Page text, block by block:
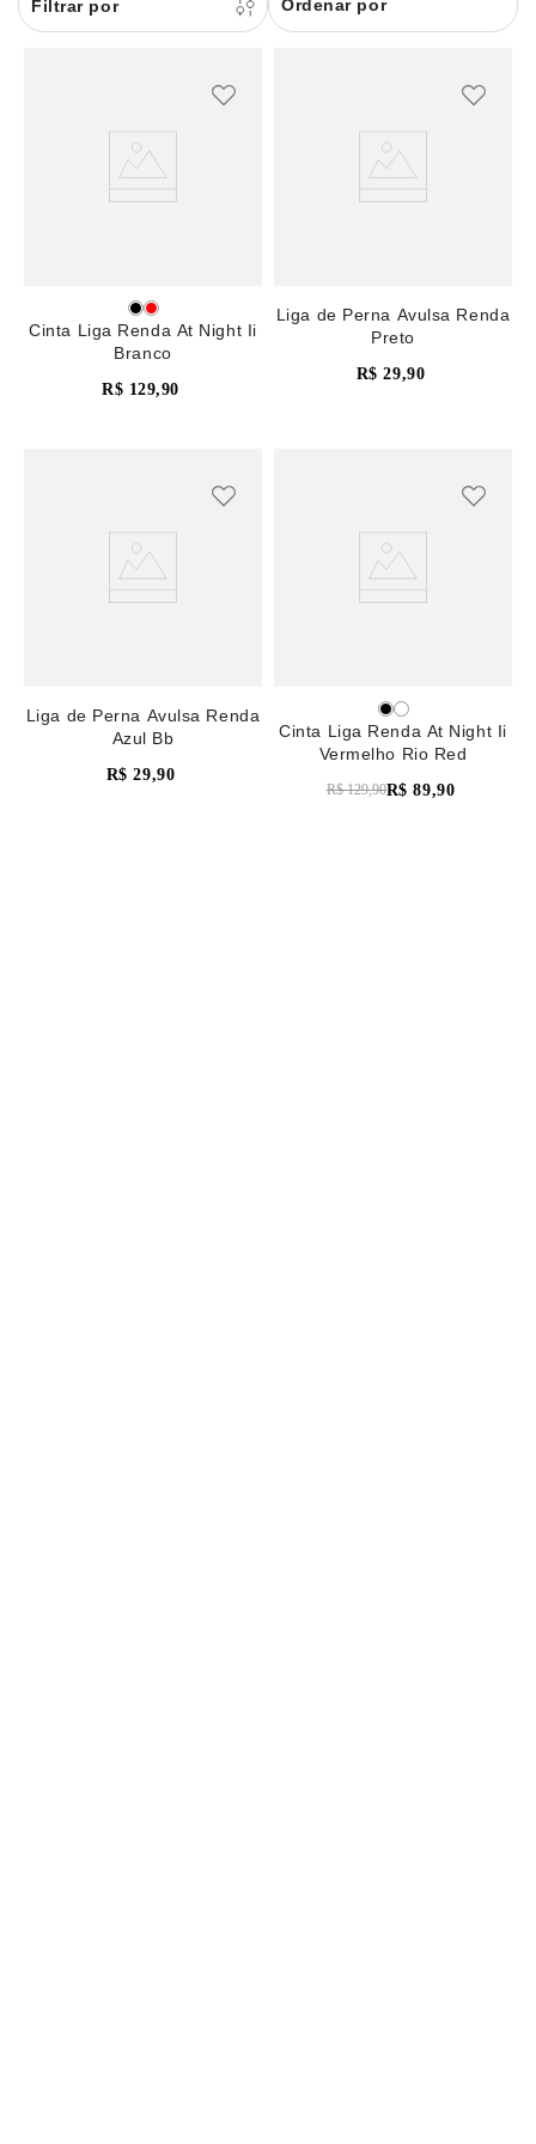
Ordenar por
Cinta Liga Renda At Night Ii
Branco
R$ 129,90
Liga de Perna Avulsa Renda
Preto
R$ 29,90
Liga de Perna Avulsa Renda
Azul Bb
R$ 29,90
Cinta Liga Renda At Night Ii
Vermelho Rio Red
R$ 129,90R$ 89,90
8